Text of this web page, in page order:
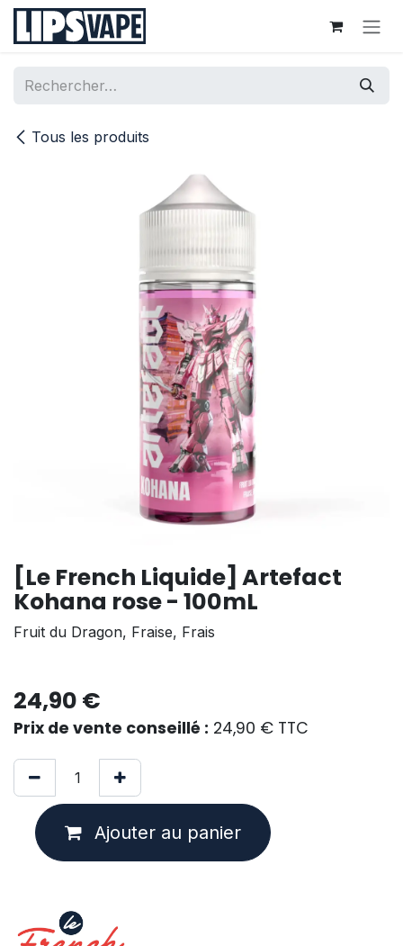
Se rendre au contenu
Tous les produits
[Le French Liquide] Artefact
Kohana rose - 100mL
Fruit du Dragon, Fraise, Frais
24,90 €
Prix de vente conseillé : 24,90 € TTC
Ajouter au panier